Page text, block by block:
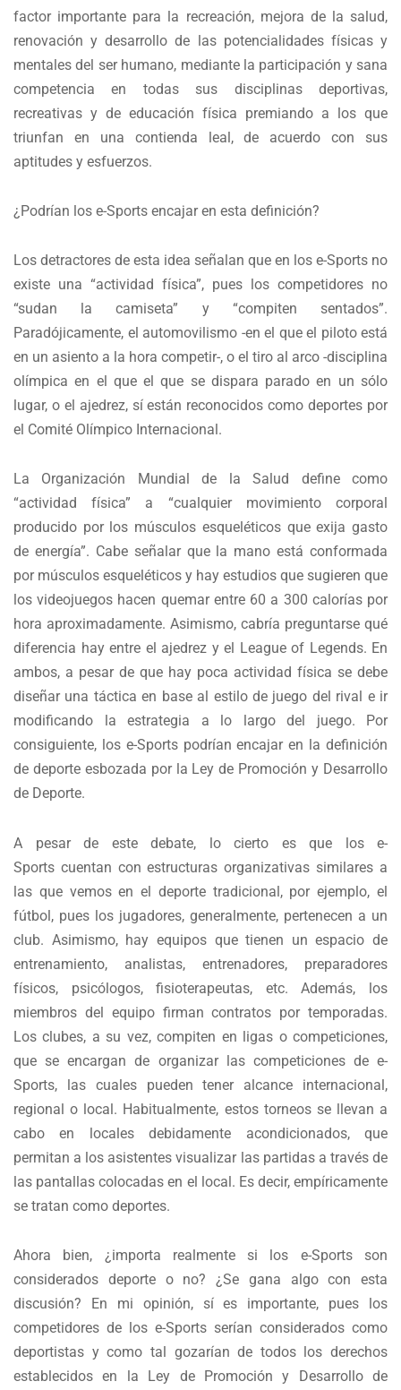
factor importante para la recreación, mejora de la salud,
renovación y desarrollo de las potencialidades físicas y
mentales del ser humano, mediante la participación y sana
competencia en todas sus disciplinas deportivas,
recreativas y de educación física premiando a los que
triunfan en una contienda leal, de acuerdo con sus
aptitudes y esfuerzos.
¿Podrían los e-Sports encajar en esta definición?
Los detractores de esta idea señalan que en los e-Sports no
existe una “actividad física”, pues los competidores no
“sudan la camiseta” y “compiten sentados”.
Paradójicamente, el automovilismo -en el que el piloto está
en un asiento a la hora competir-, o el tiro al arco -disciplina
olímpica en el que el que se dispara parado en un sólo
lugar, o el ajedrez, sí están reconocidos como deportes por
el Comité Olímpico Internacional.
La Organización Mundial de la Salud define como
“actividad física” a “cualquier movimiento corporal
producido por los músculos esqueléticos que exija gasto
de energía”. Cabe señalar que la mano está conformada
por músculos esqueléticos y hay estudios que sugieren que
los videojuegos hacen quemar entre 60 a 300 calorías por
hora aproximadamente. Asimismo, cabría preguntarse qué
diferencia hay entre el ajedrez y el League of Legends. En
ambos, a pesar de que hay poca actividad física se debe
diseñar una táctica en base al estilo de juego del rival e ir
modificando la estrategia a lo largo del juego. Por
consiguiente, los e-Sports podrían encajar en la definición
de deporte esbozada por la Ley de Promoción y Desarrollo
de Deporte.
A pesar de este debate, lo cierto es que los e-
Sports cuentan con estructuras organizativas similares a
las que vemos en el deporte tradicional, por ejemplo, el
fútbol, pues los jugadores, generalmente, pertenecen a un
club. Asimismo, hay equipos que tienen un espacio de
entrenamiento, analistas, entrenadores, preparadores
físicos, psicólogos, fisioterapeutas, etc. Además, los
miembros del equipo firman contratos por temporadas.
Los clubes, a su vez, compiten en ligas o competiciones,
que se encargan de organizar las competiciones de e-
Sports, las cuales pueden tener alcance internacional,
regional o local. Habitualmente, estos torneos se llevan a
cabo en locales debidamente acondicionados, que
permitan a los asistentes visualizar las partidas a través de
las pantallas colocadas en el local. Es decir, empíricamente
se tratan como deportes.
Ahora bien, ¿importa realmente si los e-Sports son
considerados deporte o no? ¿Se gana algo con esta
discusión? En mi opinión, sí es importante, pues los
competidores de los e-Sports serían considerados como
deportistas y como tal gozarían de todos los derechos
establecidos en la Ley de Promoción y Desarrollo de